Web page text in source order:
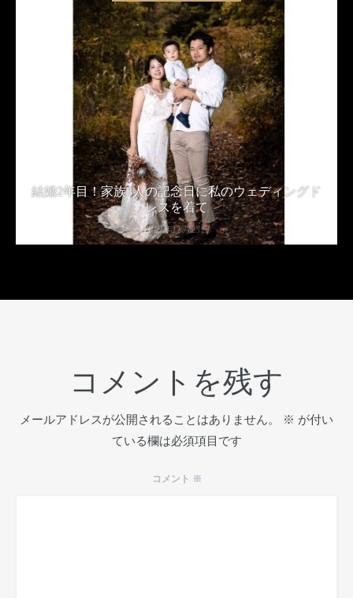
結婚2年目！家族3人の記念日に私のウェディングド
レスを着て
2019年11月23日
コメントを残す
メールアドレスが公開されることはありません。 ※ が付い
ている欄は必須項目です
コメント ※